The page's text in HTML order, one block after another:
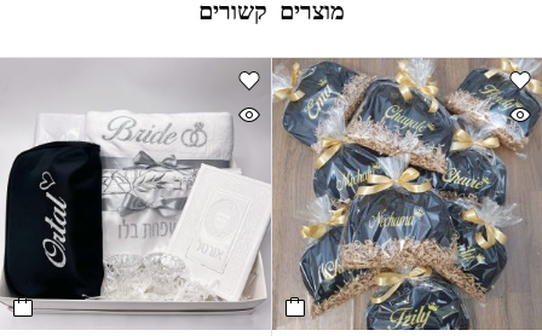
מוצרים קשורים